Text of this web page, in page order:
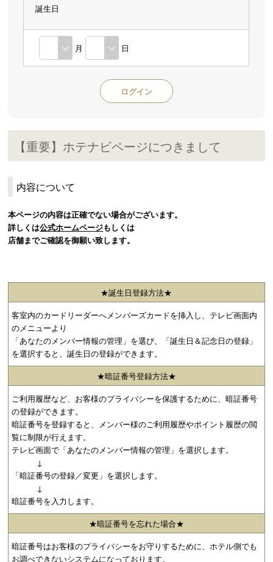
誕生日
月 日
【重要】ホテナビページにつきまして
内容について
本ページの内容は正確でない場合がございます。
詳しくは公式ホームページもしくは
店舗までご確認を御願い致します。
★誕生日登録方法★
客室内のカードリーダーへメンバーズカードを挿入し、テレビ画面内
のメニューより
「あなたのメンバー情報の管理」を選び、「誕生日＆記念日の登録」
を選択すると、誕生日の登録ができます。
★暗証番号登録方法★
ご利用履歴など、お客様のプライバシーを保護するために、暗証番号
の登録ができます。
暗証番号を登録すると、メンバー様のご利用履歴やポイント履歴の閲
覧に制限が行えます。
テレビ画面で「あなたのメンバー情報の管理」を選択します。
↓
「暗証番号の登録／変更」を選択します。
↓
暗証番号を入力します。
★暗証番号を忘れた場合★
暗証番号はお客様のプライバシーをお守りするために、ホテル側でも
お調べできないシステムになっております。